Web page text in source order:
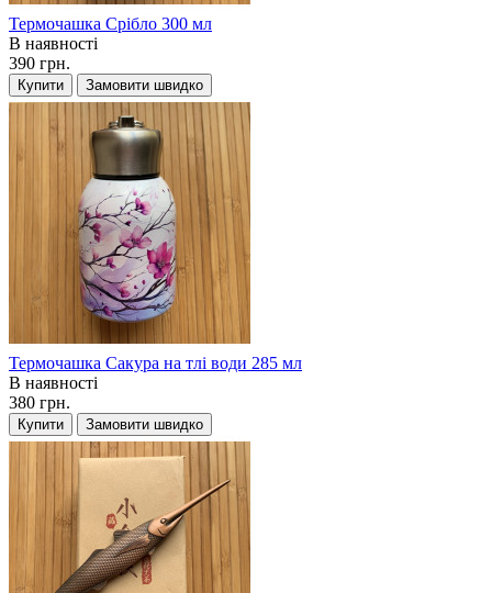
Термочашка Срібло 300 мл
В наявності
390 грн.
Купити Замовити швидко
Термочашка Сакура на тлі води 285 мл
В наявності
380 грн.
Купити Замовити швидко